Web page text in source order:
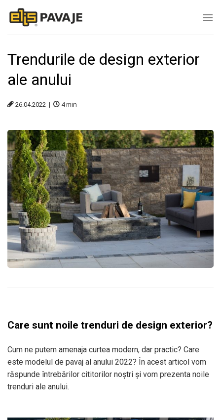
Trendurile de design exterior
ale anului
26.04.2022 | 4min
Care sunt noile trenduri de design exterior?
Cum ne putem amenaja curtea modern, dar practic? Care
este modelul de pavaj al anului 2022? În acest articol vom
răspunde întrebărilor cititorilor noștri și vom prezenta noile
trenduri ale anului.